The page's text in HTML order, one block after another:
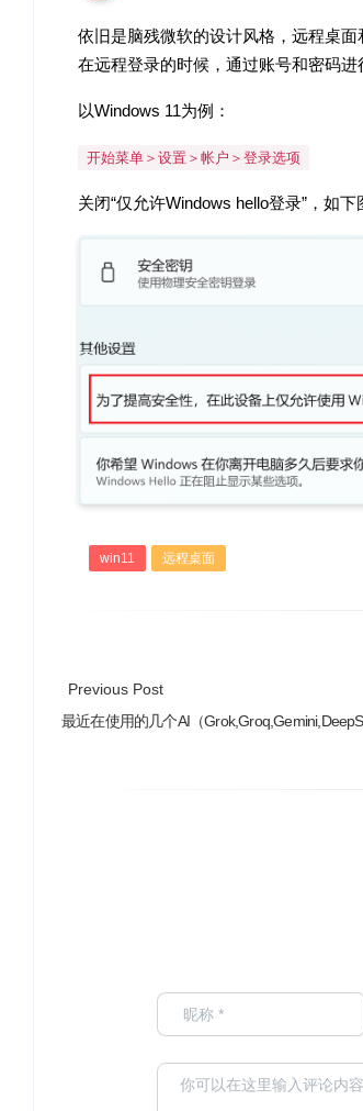
依旧是脑残微软的设计风格，远程桌
在远程登录的时候，通过账号和密码进
以Windows 11为例：
开始菜单＞设置＞帐户＞登录选项
关闭“仅允许Windows hello登录”，如下
win11 远程桌面
Previous Post
最近在使用的几个AI（